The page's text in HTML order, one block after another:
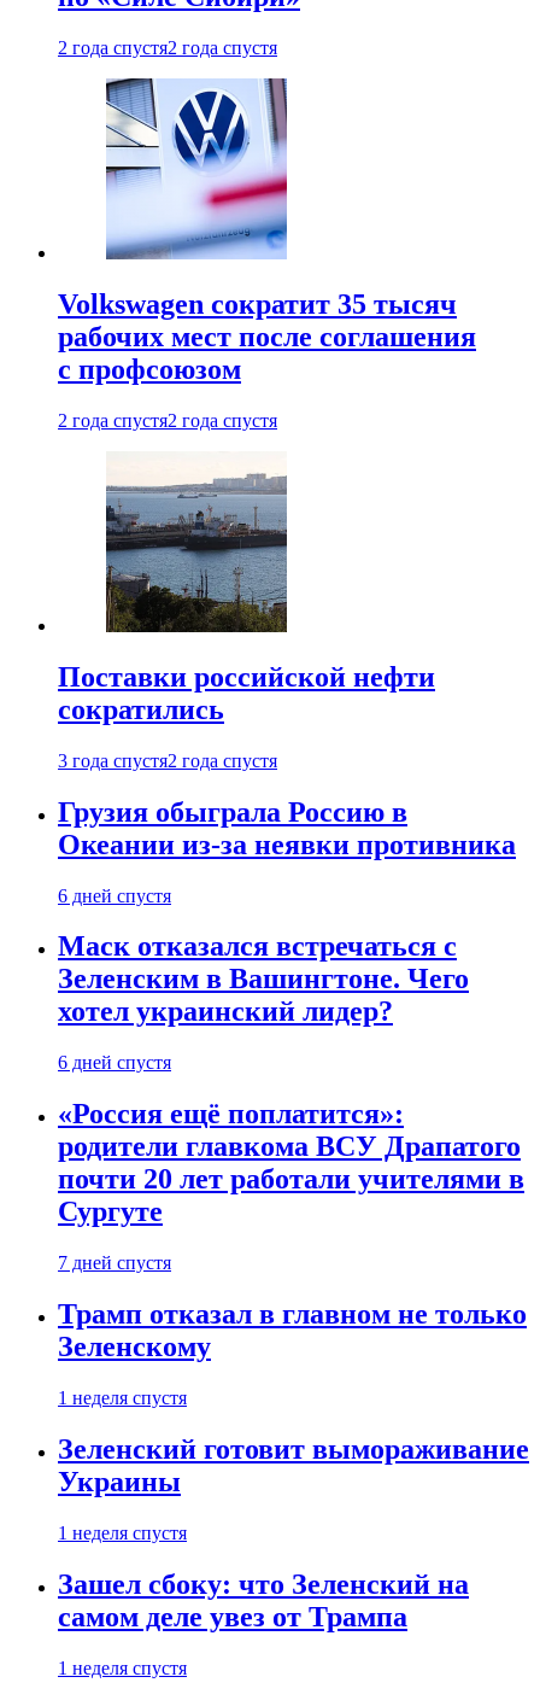
2 года спустя2 года спустя
Volkswagen сократит 35 тысяч
рабочих мест после соглашения
с профсоюзом
2 года спустя2 года спустя
Поставки российской нефти
сократились
3 года спустя2 года спустя
Грузия обыграла Россию в
Океании из-за неявки противника
6 дней спустя
Маск отказался встречаться с
Зеленским в Вашингтоне. Чего
хотел украинский лидер?
6 дней спустя
«Россия ещё поплатится»:
родители главкома ВСУ Драпатого
почти 20 лет работали учителями в
Сургуте
7 дней спустя
Трамп отказал в главном не только
Зеленскому
1 неделя спустя
Зеленский готовит вымораживание
Украины
1 неделя спустя
Зашел сбоку: что Зеленский на
самом деле увез от Трампа
1 неделя спустя